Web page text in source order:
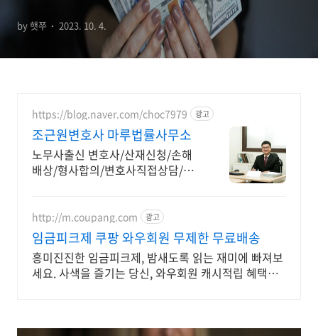
by 햇쭈 2023. 10. 4.
https://blog.naver.com/choc7979 광고
조근원변호사 마루법률사무소
노무사출신 변호사/산재신청/손해
배상/형사합의/변호사직접상담/근
http://m.coupang.com 광고
임금피크제 쿠팡 와우회원 무제한 무료배송
흥미진진한 임금피크제, 밤새도록 읽는 재미에 빠져보
세요. 사색을 즐기는 당신, 와우회원 캐시적립 혜택으